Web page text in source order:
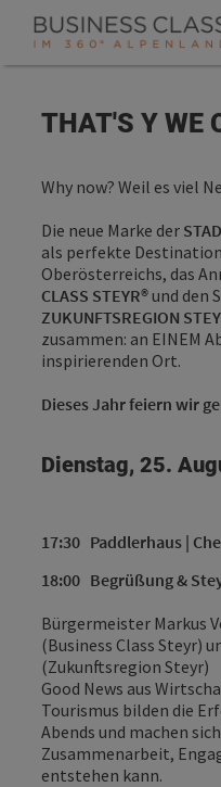
Zum InhaltAccesskey
[0]
Zur Navigation[1]
Zum Seitenanfang [2]
THAT'S Y WE
Why now? Weil es viel
Die neue Marke der
als perfekte
Oberösterreichs, das
CLASS STEYR®und den
ZUKUNFTSREGION
zusammen: an EINEM
inspirierenden Ort.
Dieses Jahr feiern wir
Dienstag, 25.
17:30 Paddlerhaus |
18:00 Begrüßung &
Bürgermeister Markus
(Business Class Steyr)
(Zukunftsregion Steyr)
Good News aus
Tourismus bilden die
Abends und machen
Zusammenarbeit,
entstehen kann.